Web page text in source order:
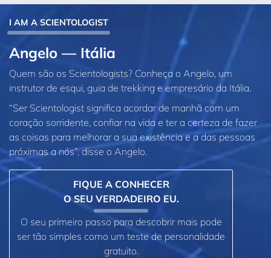
I AM A SCIENTOLOGIST
Angelo — Itália
Quem são os Scientologists? Conheça o Angelo, um
instrutor de esqui, guia de trekking e empresário da Itália.
“Ser Scientologist significa acordar de manhã com um
coração sorridente, confiar na vida e ter a certeza de fazer
as coisas para melhorar a sua existência e a das pessoas
próximas a nós”, disse o Angelo.
FIQUE A CONHECER
O SEU VERDADEIRO EU.
O seu primeiro passo para descobrir mais pode
ser tão simples como um teste de personalidade
gratuito.